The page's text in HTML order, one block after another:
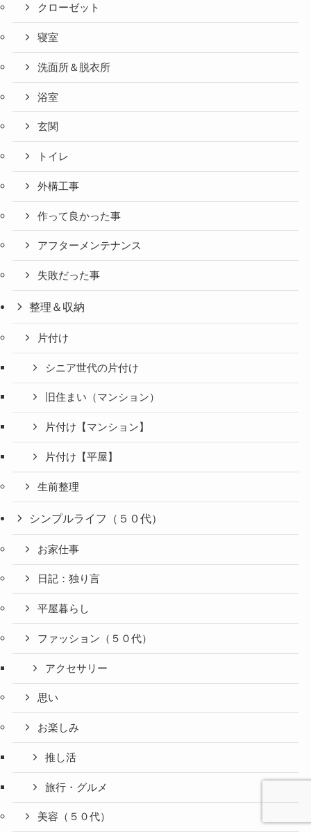
クローゼット
寝室
洗面所＆脱衣所
浴室
玄関
トイレ
外構工事
作って良かった事
アフターメンテナンス
失敗だった事
整理＆収納
片付け
シニア世代の片付け
旧住まい（マンション）
片付け【マンション】
片付け【平屋】
生前整理
シンプルライフ（５０代）
お家仕事
日記：独り言
平屋暮らし
ファッション（５０代）
アクセサリー
思い
お楽しみ
推し活
旅行・グルメ
美容（５０代）